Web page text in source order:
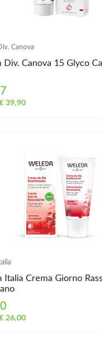
Canova
Div. Canova 15 Glyco
39,90
Italia Crema Giorno Rass
26,00